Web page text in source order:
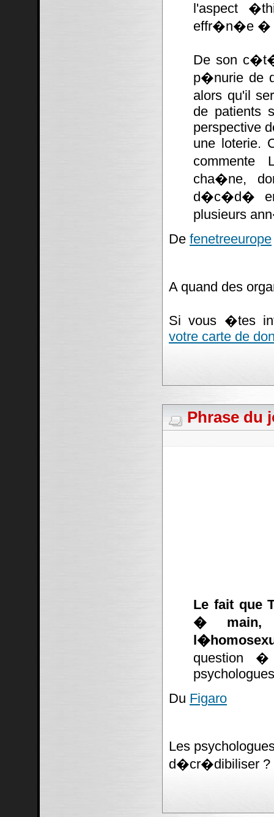
l'aspect
effr�n�e �
De son
p�nurie de
alors qu'il
de patients
perspective
une loterie.
commente
cha�ne,
d�c�d� en
plusieurs
De fenetreeurope
A quand des
Si vous �tes
votre carte de
Phrase du
Le fait que
� main,
question �
Du Figaro
Les
d�cr�dibiliser ?